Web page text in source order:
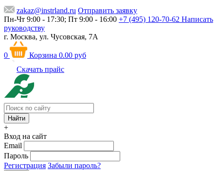
zakaz@instrland.ru Отправить заявку
Пн-Чт 9:00 - 17:30; Пт 9:00 - 16:00 +7 (495) 120-70-62 Написать
руководству
г. Москва, ул. Чусовская, 7А
0 Корзина 0.00 руб
Скачать прайс
+
Вход на сайт
Email
Пароль
Регистрация Забыли пароль?